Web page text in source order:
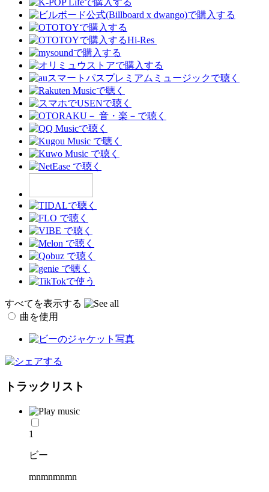
Hi-Res
すべてを表示する
曲を使用
トラックリスト
1
ビー
mnmnmnmn